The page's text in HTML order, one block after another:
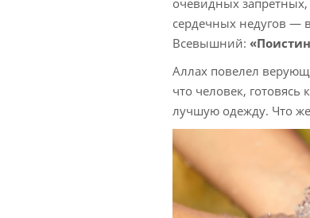
очевидных
сердечных недугов —
Всевышний:
Аллах повелел
что человек, готовясь
лучшую одежду. Что же